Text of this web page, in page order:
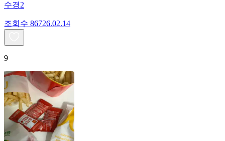
수경2
조회수 86726.02.14
9